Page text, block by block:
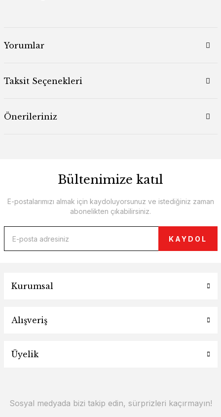
Yorumlar
Taksit Seçenekleri
Önerileriniz
Bültenimize katıl
E-postalarımızı almak için kaydoluyorsunuz ve istediğiniz zaman
abonelikten çıkabilirsiniz.
KAYDOL
Kurumsal
Alışveriş
Üyelik
Sosyal medyada bizi takip edin, sürprizleri kaçırmayın!